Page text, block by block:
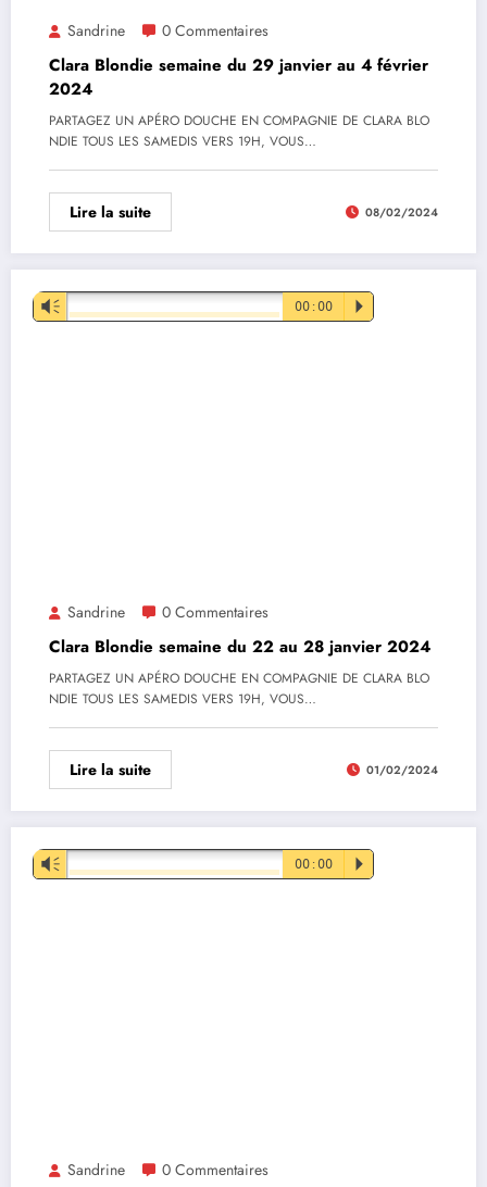
Sandrine 0 Commentaires
Clara Blondie semaine du 29 janvier au 4 février
2024
PARTAGEZ UN APÉRO DOUCHE EN COMPAGNIE DE CLARA BLO
NDIE TOUS LES SAMEDIS VERS 19H, VOUS…
Lire la suite 08/02/2024
Lecteur
audio
Vm 00:00 P
Sandrine 0 Commentaires
Clara Blondie semaine du 22 au 28 janvier 2024
PARTAGEZ UN APÉRO DOUCHE EN COMPAGNIE DE CLARA BLO
NDIE TOUS LES SAMEDIS VERS 19H, VOUS…
Lire la suite 01/02/2024
Lecteur
audio
Vm 00:00 P
Sandrine 0 Commentaires